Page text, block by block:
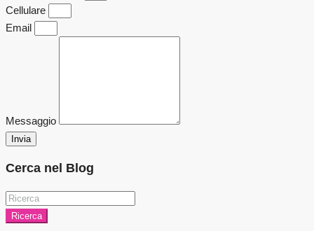
Cellulare
Email
Messaggio
Invia
Cerca nel Blog
Ricerca